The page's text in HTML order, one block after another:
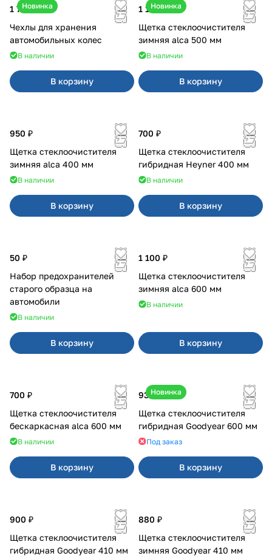
Новинка
1 700 ₽
Чехлы для хранения
автомобильных колес
В наличии
В корзину
Новинка
1 100 ₽
Щетка стеклоочистителя
зимняя alca 500 мм
В наличии
В корзину
950 ₽
Щетка стеклоочистителя
зимняя alca 400 мм
В наличии
В корзину
700 ₽
Щетка стеклоочистителя
гибридная Heyner 400 мм
В наличии
В корзину
50 ₽
Набор предохранителей
старого образца на
автомобили
В наличии
В корзину
1 100 ₽
Щетка стеклоочистителя
зимняя alca 600 мм
В наличии
В корзину
700 ₽
Щетка стеклоочистителя
бескаркасная alca 600 мм
В наличии
В корзину
Новинка
930 ₽
Щетка стеклоочистителя
гибридная Goodyear 600 мм
Под заказ
В корзину
900 ₽
Щетка стеклоочистителя
гибридная Goodyear 410 мм
880 ₽
Щетка стеклоочистителя
зимняя Goodyear 410 мм